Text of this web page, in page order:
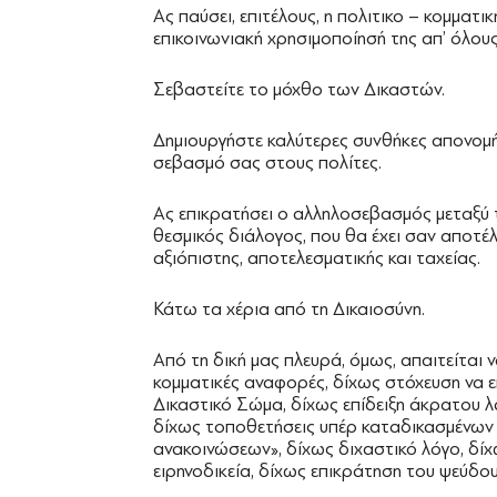
Ας παύσει, επιτέλους, η πολιτικο –
επικοινωνιακή χρησιμοποίησή της απ’
Σεβαστείτε το μόχθο των Δικαστών.
Δημιουργήστε καλύτερες συνθήκες
σεβασμό σας στους πολίτες.
Ας επικρατήσει ο αλληλοσεβασμός
θεσμικός διάλογος, που θα έχει σαν
αξιόπιστης, αποτελεσματικής και ταχείας.
Κάτω τα χέρια από τη Δικαιοσύνη.
Από τη δική μας πλευρά, όμως, απαιτείται
κομματικές αναφορές, δίχως στόχευση να
Δικαστικό Σώμα, δίχως επίδειξη άκρατου
δίχως τοποθετήσεις υπέρ
ανακοινώσεων», δίχως διχαστικό λόγο,
ειρηνοδικεία, δίχως επικράτηση του